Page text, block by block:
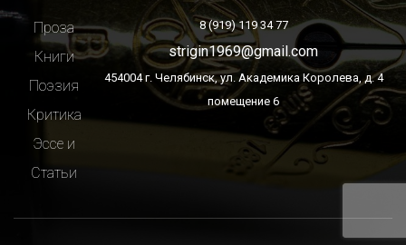
Проза
Книги
Поэзия
Критика
Эссе и
Статьи
8 (919) 119 34 77
strigin1969@gmail.com
454004 г. Челябинск, ул. Академика Королева, д. 4
помещение 6